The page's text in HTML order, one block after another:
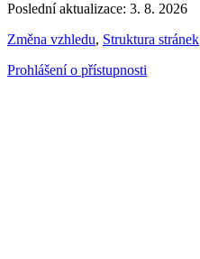
Poslední aktualizace: 3. 8. 2026
Změna vzhledu, Struktura stránek
Prohlášení o přístupnosti